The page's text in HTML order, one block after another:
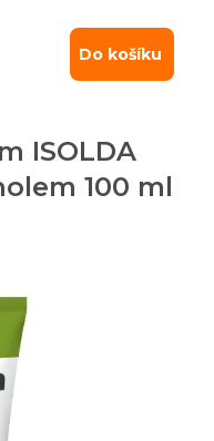
Do košíku
ISOLDA
100 ml